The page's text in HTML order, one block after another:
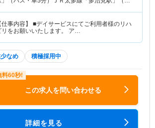
仕事内容】 ■デイサービスにてご利用者様のリハ
ビリをお願いいたします。 ア…
なめ 積極採用中
この求人を問い合わせる
詳細を見る